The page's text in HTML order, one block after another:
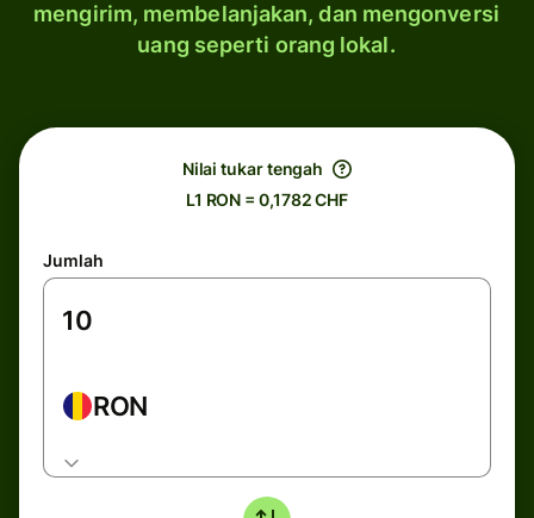
mengirim, membelanjakan, dan mengonversi
uang seperti orang lokal.
Nilai tukar tengah
L1 RON = 0,1782 CHF
Jumlah
RON